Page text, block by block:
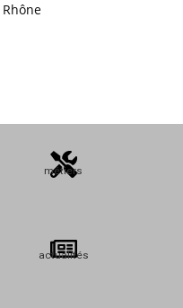
Rhône
métiers
actualités